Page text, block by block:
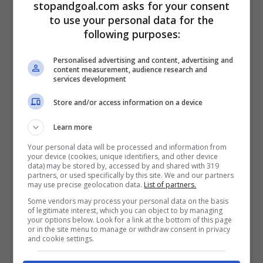
Durante la sfida di ieri serail tecnico del
della scomparsa del cognato Luca
che lo ha scosso emotivamente, come
dimostrano le lacrime che lo
accompagnano nel tunnel degli spogliatoi
e la sua assenza ai microfoni di DAZN, Sky
e della conferenza stampa nel post partita.
LEGGI ANCHE>>>
stopandgoal.com asks for your consent
to use your personal data for the
following purposes:
Personalised advertising and content, advertising and
content measurement, audience research and
services development
Store and/or access information on a device
Learn more
Your personal data will be processed and information from
your device (cookies, unique identifiers, and other device
data) may be stored by, accessed by and shared with 319
partners, or used specifically by this site. We and our partners
may use precise geolocation data. List of partners.
Some vendors may process your personal data on the basis
of legitimate interest, which you can object to by managing
your options below. Look for a link at the bottom of this page
or in the site menu to manage or withdraw consent in privacy
and cookie settings.